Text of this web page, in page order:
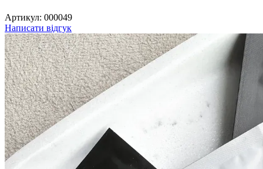
Артикул: 000049
Написати відгук